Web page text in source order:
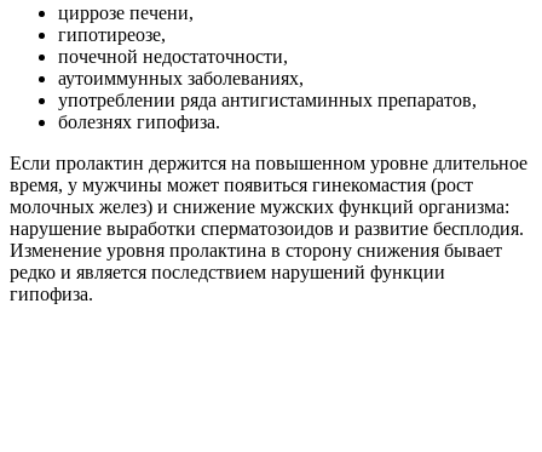
циррозе печени,
гипотиреозе,
почечной недостаточности,
аутоиммунных заболеваниях,
употреблении ряда антигистаминных препаратов,
болезнях гипофиза.
Если пролактин держится на повышенном уровне длительное
время, у мужчины может появиться гинекомастия (рост
молочных желез) и снижение мужских функций организма:
нарушение выработки сперматозоидов и развитие бесплодия.
Изменение уровня пролактина в сторону снижения бывает
редко и является последствием нарушений функции
гипофиза.